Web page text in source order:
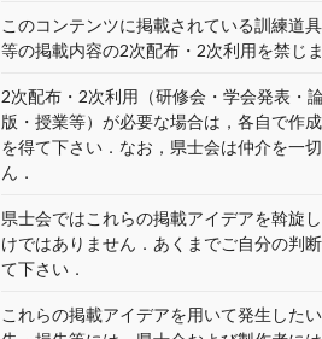
このコンテンツに掲載されている訓練道
等の掲載内容の2次配布・2次利用を禁じま
2次配布・2次利用（研修会・学会発表・
版・授業等）が必要な場合は，各自で作
を得て下さい．なお，県士会は仲介を一
ん．
県士会ではこれらの掲載アイデアを斡旋
けではありません．あくまでご自分の判
て下さい．
これらの掲載アイデアを用いて発生した